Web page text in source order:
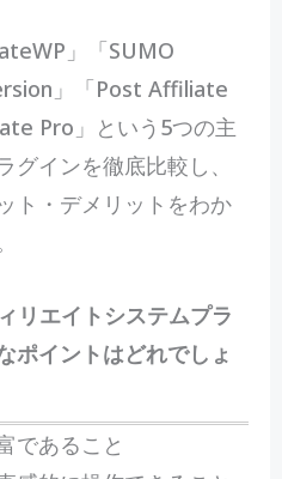
」「SUMO
」「Post Affiliate
Pro」という5つの主
インを徹底比較し、
ト・デメリットをわか
リエイトシステムプラ
ポイントはどれでしょ
であること